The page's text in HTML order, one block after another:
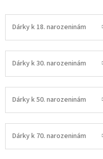
Dárky k 18. narozeninám
Dárky k 30. narozeninám
Dárky k 50. narozeninám
Dárky k 70. narozeninám